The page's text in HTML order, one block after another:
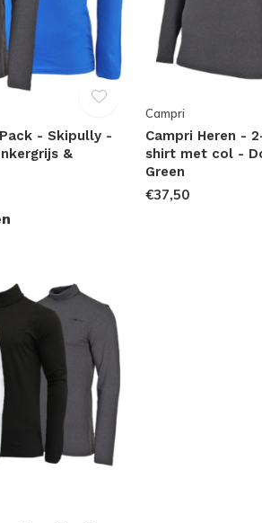
- Skipully -
&
Campri
Campri Heren -
shirt met col -
Green
€37,50